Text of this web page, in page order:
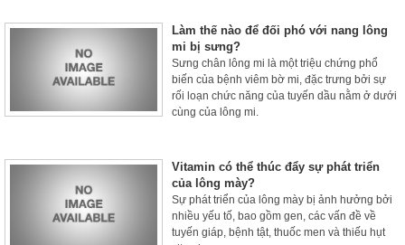
Làm thế nào để đối phó với nang lông
mi bị sưng?
Sưng chân lông mi là một triệu chứng phổ
biến của bệnh viêm bờ mi, đặc trưng bởi sự
rối loạn chức năng của tuyến dầu nằm ở dưới
cùng của lông mi.
Vitamin có thể thúc đẩy sự phát triển
của lông mày?
Sự phát triển của lông mày bị ảnh hưởng bởi
nhiều yếu tố, bao gồm gen, các vấn đề về
tuyến giáp, bệnh tật, thuốc men và thiếu hụt